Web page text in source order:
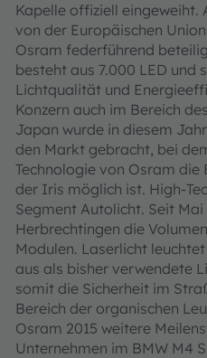
Kapelle offiziell eingeweiht.
von der Europäischen
Osram federführend
besteht aus 7.000 LED und
Lichtqualität und
Konzern auch im Bereich
Japan wurde in diesem
den Markt gebracht, bei
Technologie von Osram die
der Iris möglich ist. High-
Segment Autolicht. Seit
Herbrechtingen die
Modulen. Laserlicht
aus als bisher verwendete
somit die Sicherheit im
Bereich der organischen
Osram 2015 weitere
Unternehmen im BMW M4